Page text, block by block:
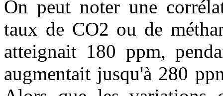
On peut noter une
taux de CO2 ou de
atteignait 180 ppm,
augmentait jusqu'à 280